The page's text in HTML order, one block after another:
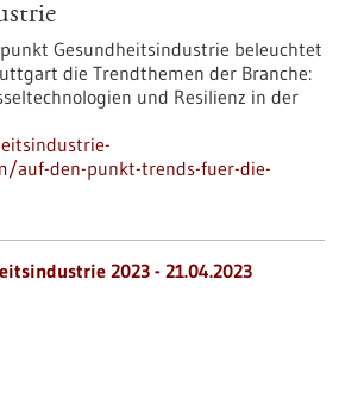
Gesundheitsindustrie beleuchtet
die Trendthemen der Branche:
und Resilienz in der
auf-den-punkt-trends-fuer-die-
2023 - 21.04.2023